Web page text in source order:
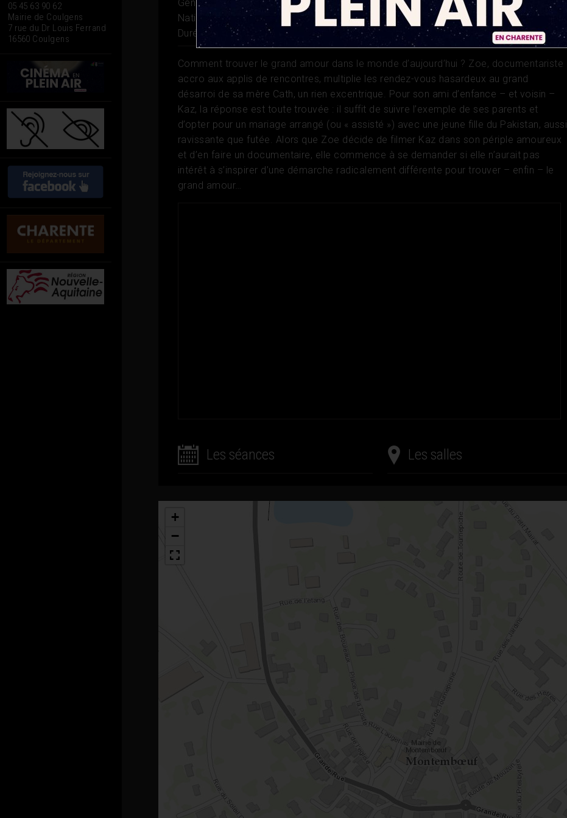
05 45 63 90 62
Mairie de Coulgens
7 rue du Dr Louis Ferrand
16560 Coulgens
Genre Comédie, Romance
Nationalité
Grande-Bretagne
Durée 1h 49
Comment trouver le grand amour dans le monde d’aujourd’hui ? Zoe, documentariste
accro aux applis de rencontres, multiplie les rendez-vous hasardeux au grand
désarroi de sa mère Cath, un rien excentrique. Pour son ami d’enfance – et voisin –
Kaz, la réponse est toute trouvée : il suffit de suivre l’exemple de ses parents et
d’opter pour un mariage arrangé (ou « assisté ») avec une jeune fille du Pakistan, aussi
ravissante que futée. Alors que Zoe décide de filmer Kaz dans son périple amoureux
et d’en faire un documentaire, elle commence à se demander si elle n’aurait pas
intérêt à s’inspirer d’une démarche radicalement différente pour trouver – enfin – le
grand amour…
Les séances Les salles
+
−